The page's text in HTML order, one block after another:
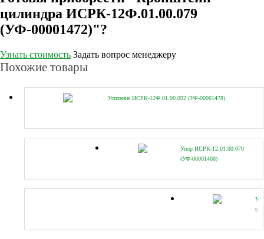
цилиндра ИСРК-12Ф.01.00.079
(УФ-00001472)"?
Узнать стоимость Задать вопрос менеджеру
Похожие товары
Усиление ИСРК-12Ф.01.00.092 (УФ-00001478)
Упор ИСРК-12.01.00.070
(УФ-00001468)